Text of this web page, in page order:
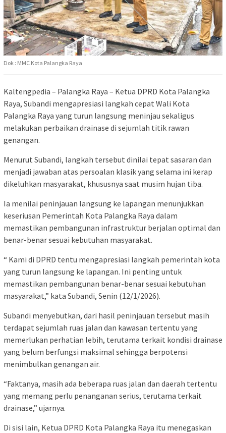
Dok : MMC Kota Palangka Raya
Kaltengpedia – Palangka Raya – Ketua DPRD Kota Palangka
Raya, Subandi mengapresiasi langkah cepat Wali Kota
Palangka Raya yang turun langsung meninjau sekaligus
melakukan perbaikan drainase di sejumlah titik rawan
genangan.
Menurut Subandi, langkah tersebut dinilai tepat sasaran dan
menjadi jawaban atas persoalan klasik yang selama ini kerap
dikeluhkan masyarakat, khususnya saat musim hujan tiba.
Ia menilai peninjauan langsung ke lapangan menunjukkan
keseriusan Pemerintah Kota Palangka Raya dalam
memastikan pembangunan infrastruktur berjalan optimal dan
benar-benar sesuai kebutuhan masyarakat.
“ Kami di DPRD tentu mengapresiasi langkah pemerintah kota
yang turun langsung ke lapangan. Ini penting untuk
memastikan pembangunan benar-benar sesuai kebutuhan
masyarakat,” kata Subandi, Senin (12/1/2026).
Subandi menyebutkan, dari hasil peninjauan tersebut masih
terdapat sejumlah ruas jalan dan kawasan tertentu yang
memerlukan perhatian lebih, terutama terkait kondisi drainase
yang belum berfungsi maksimal sehingga berpotensi
menimbulkan genangan air.
“Faktanya, masih ada beberapa ruas jalan dan daerah tertentu
yang memang perlu penanganan serius, terutama terkait
drainase,” ujarnya.
Di sisi lain, Ketua DPRD Kota Palangka Raya itu menegaskan